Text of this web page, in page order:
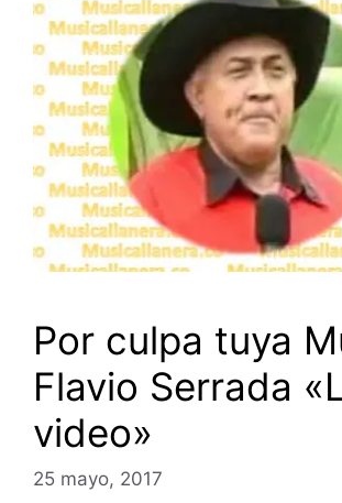
Por culpa tuya
Flavio Serrada
video»
25 mayo, 2017